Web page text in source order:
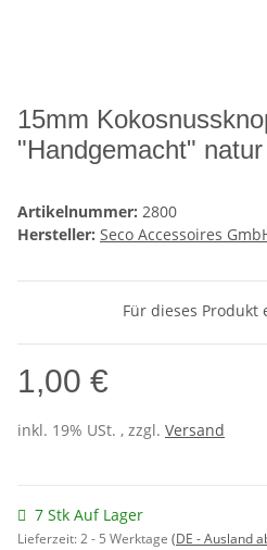
15mm
"Handgemacht" natur
Artikelnummer: 2800
Hersteller: Seco Accessoires
Für dieses Produkt
1,00 €
inkl. 19% USt. , zzgl. Versand
7 Stk Auf Lager
Lieferzeit:2 - 5 Werktage (DE - Ausland